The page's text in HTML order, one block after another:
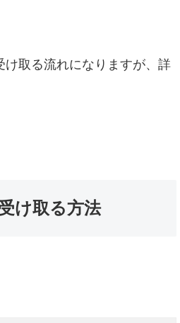
取る流れになりますが、詳
け取る方法